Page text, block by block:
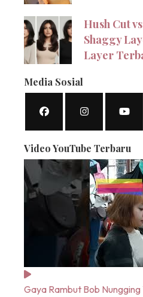
Hush Cut
Shaggy
Layer
Media Sosial
Video YouTube Terbaru
Gaya Rambut Bob